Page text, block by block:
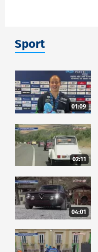
Sport
01:09
02:11
04:01